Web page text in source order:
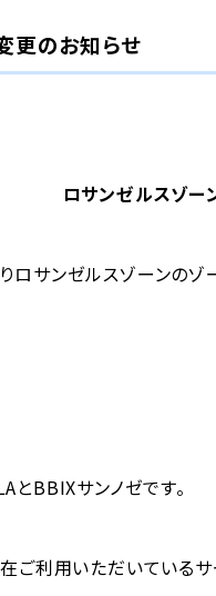
更のお知らせ
ロサンゼルスゾー
ロサンゼルスゾーンの
BBIXサンノゼです。
ご利用いただいている